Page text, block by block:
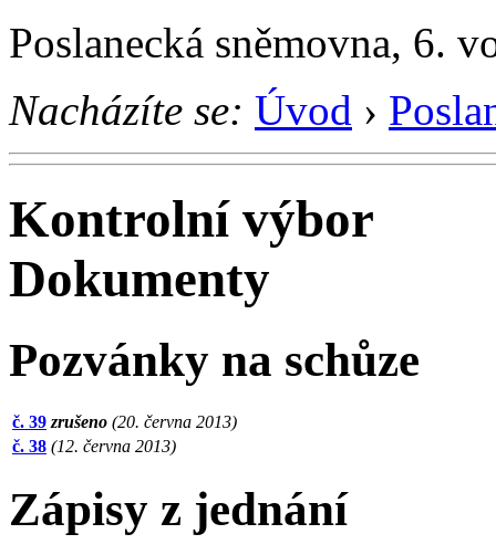
Poslanecká sněmovna, 6.
Nacházíte se: Úvod ›
Kontrolní výbor
Dokumenty
Pozvánky na schůze
č. 39 zrušeno (20. června 2013)
č. 38 (12. června 2013)
Zápisy z jednání